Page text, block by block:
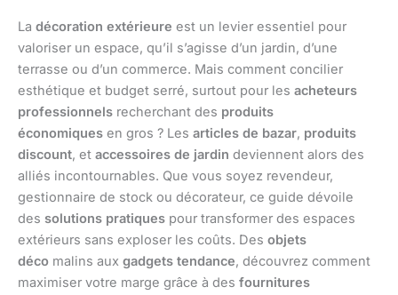
La décoration extérieure est un levier essentiel pour
valoriser un espace, qu’il s’agisse d’un jardin, d’une
terrasse ou d’un commerce. Mais comment concilier
esthétique et budget serré, surtout pour les acheteurs
professionnels recherchant des produits
économiques en gros ? Les articles de bazar, produits
discount, et accessoires de jardin deviennent alors des
alliés incontournables. Que vous soyez revendeur,
gestionnaire de stock ou décorateur, ce guide dévoile
des solutions pratiques pour transformer des espaces
extérieurs sans exploser les coûts. Des objets
déco malins aux gadgets tendance, découvrez comment
maximiser votre marge grâce à des fournitures